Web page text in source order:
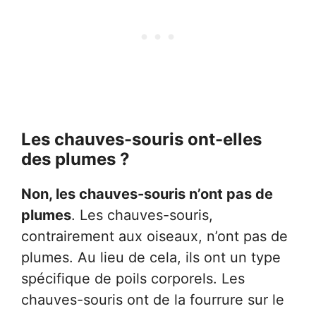
Les chauves-souris ont-elles
des plumes ?
Non, les chauves-souris n’ont pas de
plumes. Les chauves-souris,
contrairement aux oiseaux, n’ont pas de
plumes. Au lieu de cela, ils ont un type
spécifique de poils corporels. Les
chauves-souris ont de la fourrure sur le